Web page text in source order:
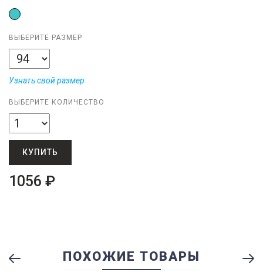
ВЫБЕРИТЕ РАЗМЕР
Узнать свой размер
ВЫБЕРИТЕ КОЛИЧЕСТВО
КУПИТЬ
1056 ₽
ПОХОЖИЕ ТОВАРЫ
Previous